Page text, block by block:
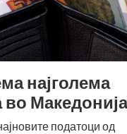
најголема
во
податоци од